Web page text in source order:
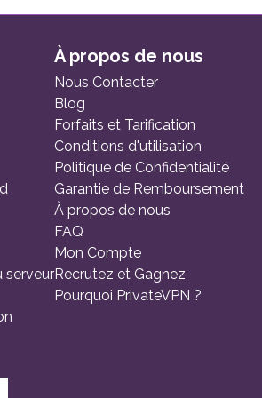
serveur
À propos de nous
Nous Contacter
Blog
Forfaits et Tarification
Conditions d'utilisation
Politique de Confidentialité
Garantie de Remboursement
À propos de nous
FAQ
Mon Compte
Recrutez et Gagnez
Pourquoi PrivateVPN ?